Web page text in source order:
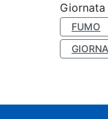
FUMO